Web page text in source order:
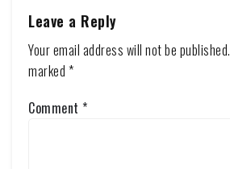
Leave a Reply
Your email address will not be published.
marked *
Comment *